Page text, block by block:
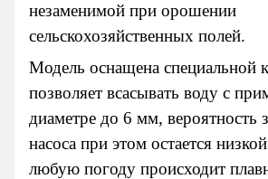
незаменимой при орошении
сельскохозяйственных полей.
Модель оснащена специальной
позволяет всасывать воду с
диаметре до 6 мм, вероятность
насоса при этом остается
любую погоду происходит